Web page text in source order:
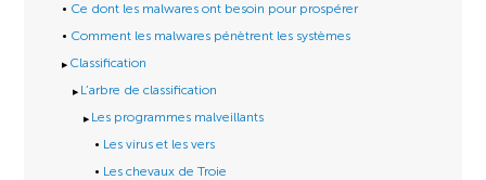
Ce dont les malwares ont besoin pour prospérer
Comment les malwares pénètrent les systèmes
Classification
L’arbre de classification
Les programmes malveillants
Les virus et les vers
Les chevaux de Troie